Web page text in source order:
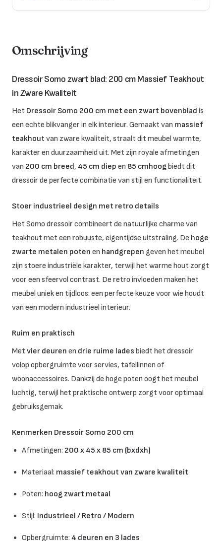
Omschrijving
Dressoir Somo zwart blad: 200 cm Massief Teakhout
in Zware Kwaliteit
Het Dressoir Somo 200 cm met een zwart bovenblad is
een echte blikvanger in elk interieur. Gemaakt van massief
teakhout van zware kwaliteit, straalt dit meubel warmte,
karakter en duurzaamheid uit. Met zijn royale afmetingen
van 200 cm breed, 45 cm diep en 85 cmhoogbiedt dit
dressoir de perfecte combinatie van stijl en functionaliteit.
Stoer industrieel design met retro details
Het Somo dressoir combineert de natuurlijke charme van
teakhout met een robuuste, eigentijdse uitstraling. De hoge
zwarte metalen poten en handgrepen geven het meubel
zijn stoere industriële karakter, terwijl het warme hout zorgt
voor een sfeervol contrast. De retro invloeden maken het
meubel uniek en tijdloos: een perfecte keuze voor wie houdt
van een modern industrieel interieur.
Ruim en praktisch
Met vier deuren en drie ruime lades biedt het dressoir
volop opbergruimte voor servies, tafellinnen of
woonaccessoires. Dankzij de hoge poten oogt het meubel
luchtig, terwijl het praktische ontwerp zorgt voor optimaal
gebruiksgemak.
Kenmerken Dressoir Somo 200 cm
Afmetingen: 200 x 45 x 85 cm (bxdxh)
Materiaal: massief teakhout van zware kwaliteit
Poten: hoog zwart metaal
Stijl: Industrieel / Retro / Modern
Opbergruimte: 4 deuren en 3 lades